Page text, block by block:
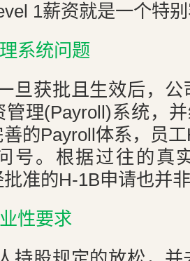
1薪资就是一个特
系统问题
旦获批且生效后，
管理(Payroll)系统，
的Payroll体系，员
号。根据过往的真
准的H-1B申请也并
性要求